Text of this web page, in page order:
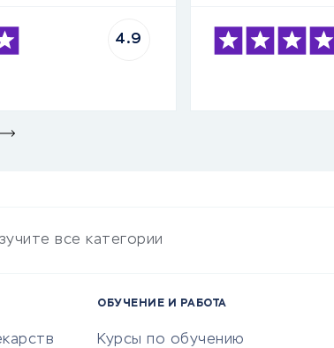
4.9
все категории
ОБУЧЕНИЕ И РАБОТА
Курсы по обучению